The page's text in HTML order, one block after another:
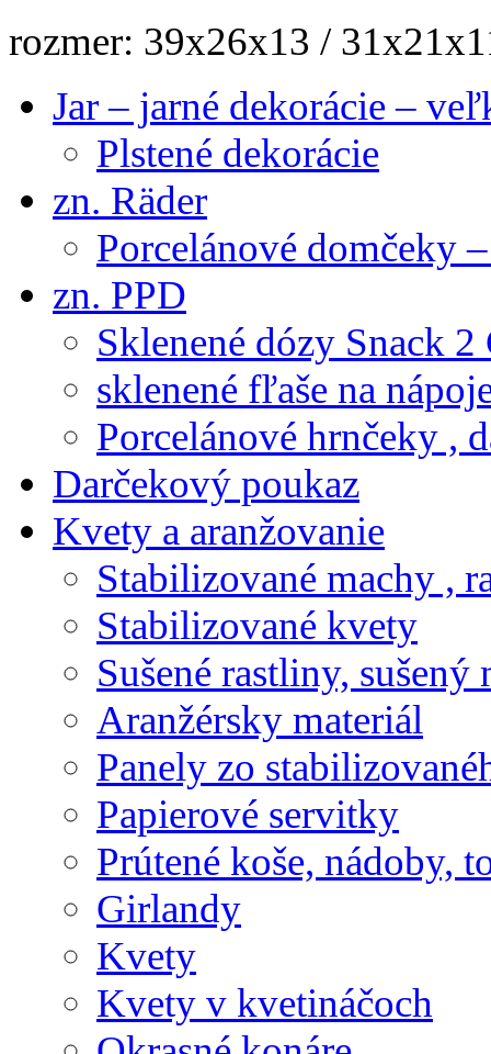
rozmer: 39x26x13 /
Jar – jarné dekorácie –
Plstené dekorácie
zn. Räder
Porcelánové domčeky
zn. PPD
Sklenené dózy Snack 2
sklenené fľaše na
Porcelánové hrnčeky ,
Darčekový poukaz
Kvety a aranžovanie
Stabilizované machy ,
Stabilizované kvety
Sušené rastliny,
Aranžérsky materiál
Panely zo
Papierové servitky
Prútené koše, nádoby,
Girlandy
Kvety
Kvety v kvetináčoch